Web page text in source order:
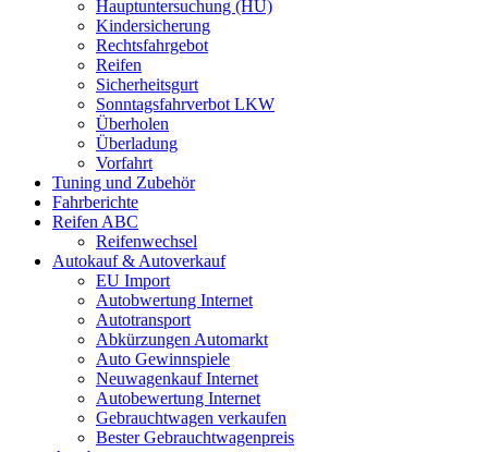
Hauptuntersuchung (HU)
Kindersicherung
Rechtsfahrgebot
Reifen
Sicherheitsgurt
Sonntagsfahrverbot LKW
Überholen
Überladung
Vorfahrt
Tuning und Zubehör
Fahrberichte
Reifen ABC
Reifenwechsel
Autokauf & Autoverkauf
EU Import
Autobwertung Internet
Autotransport
Abkürzungen Automarkt
Auto Gewinnspiele
Neuwagenkauf Internet
Autobewertung Internet
Gebrauchtwagen verkaufen
Bester Gebrauchtwagenpreis